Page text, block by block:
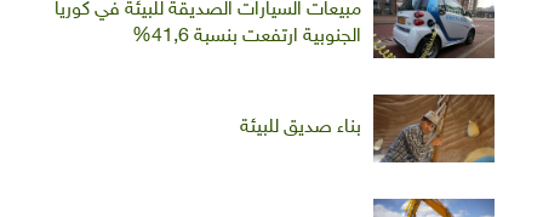
مبيعات السيارات الصديقة للبيئة في كوريا
الجنوبية ارتفعت بنسبة 41,6%
بناء صديق للبيئة